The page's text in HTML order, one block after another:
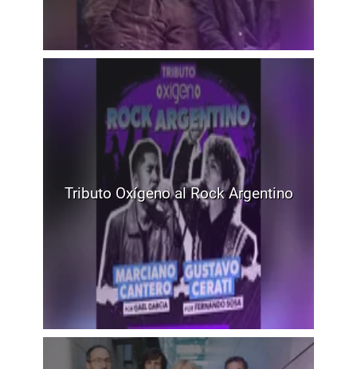
Tributo Oxígeno al Rock Argentino